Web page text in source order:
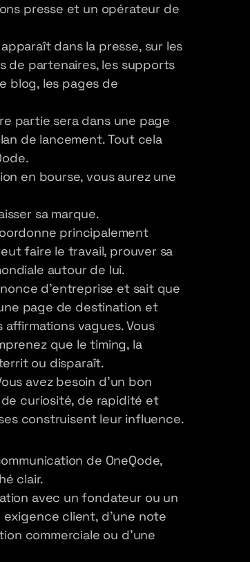
presse et un opérateur de
dans la presse, sur les
de partenaires, les supports
blog, les pages de
partie sera dans une page
de lancement. Tout cela
en bourse, vous aurez une
sa marque.
principalement
faire le travail, prouver sa
autour de lui.
d'entreprise et sait que
page de destination et
vagues. Vous
que le timing, la
ou disparaît.
avez besoin d'un bon
curiosité, de rapidité et
construisent leur influence.
de OneQode,
clair.
avec un fondateur ou un
client, d'une note
commerciale ou d'une